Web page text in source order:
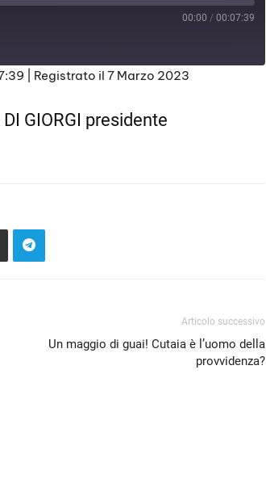
00:00 / 00:07:39
Registrato il 7 Marzo 2023
GIORGI presidente
Articolo successivo
Un maggio di guai! Cutaia è l’uomo della
provvidenza?